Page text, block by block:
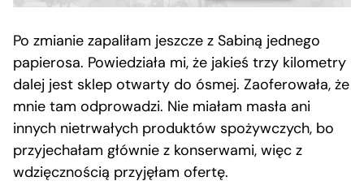
Po zmianie zapaliłam jeszcze z Sabiną jednego
papierosa. Powiedziała mi, że jakieś trzy kilometry
dalej jest sklep otwarty do ósmej. Zaoferowała, że
mnie tam odprowadzi. Nie miałam masła ani
innych nietrwałych produktów spożywczych, bo
przyjechałam głównie z konserwami, więc z
wdzięcznością przyjęłam ofertę.